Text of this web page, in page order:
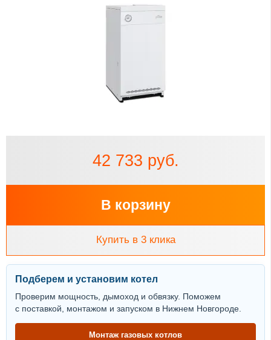
42 733 руб.
В корзину
Купить в 3 клика
Подберем и установим котел
Проверим мощность, дымоход и обвязку. Поможем
с поставкой, монтажом и запуском в Нижнем Новгороде.
Монтаж газовых котлов